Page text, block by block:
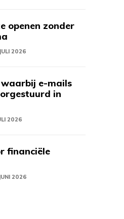
openen zonder
2026
e-mails
in
2026
financiële
2026